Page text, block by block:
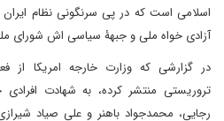
اسلامی است که در پی سرنگونی نظام
آزادی خواه ملی و جبهۀ سیاسی اش شورای
در گزارشی که وزارت خارجه امریکا از
تروریستی منتشر کرده، به شهادت
رجایی، محمدجواد باهنر و علی صیاد